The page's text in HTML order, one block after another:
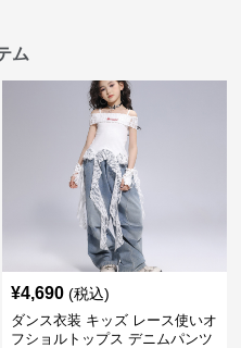
ム
¥4,690 (税込)
ダンス衣装 キッズ レース使いオ
フショルトップス デニムパンツ